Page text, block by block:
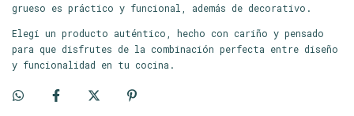
grueso es práctico y funcional, además de decorativo.
Elegí un producto auténtico, hecho con cariño y pensado
para que disfrutes de la combinación perfecta entre diseño
y funcionalidad en tu cocina.